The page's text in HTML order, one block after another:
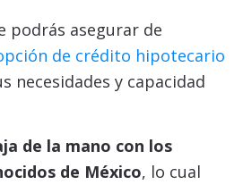
podrás asegurar de
de crédito hipotecario
necesidades y capacidad
de la mano con los
de México, lo cual